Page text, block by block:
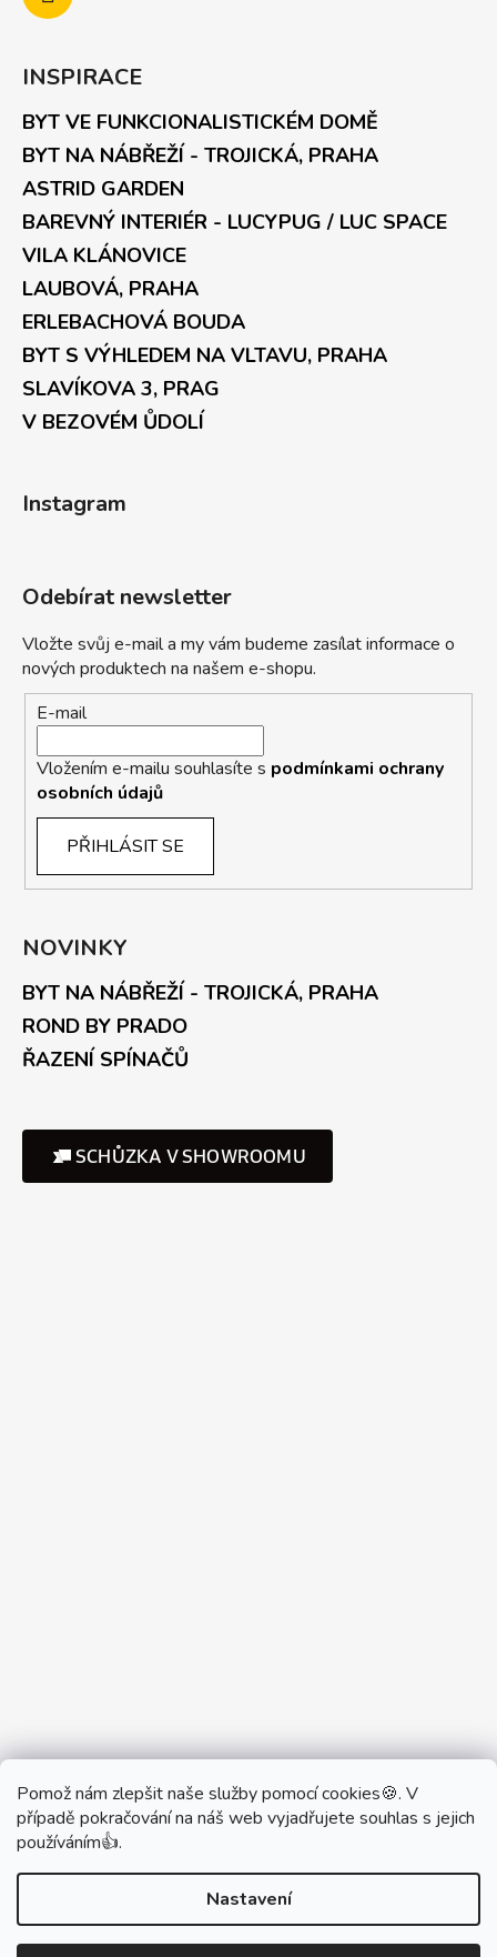
Pomož nám zlepšit naše služby pomocí cookies🍪. V
případě pokračování na náš web vyjadřujete souhlas s jejich
používáním👍.
Nastavení
INSPIRACE
BYT VE FUNKCIONALISTICKÉM DOMĚ
BYT NA NÁBŘEŽÍ - TROJICKÁ, PRAHA
ASTRID GARDEN
BAREVNÝ INTERIÉR - LUCYPUG / LUC SPACE
VILA KLÁNOVICE
LAUBOVÁ, PRAHA
ERLEBACHOVÁ BOUDA
BYT S VÝHLEDEM NA VLTAVU, PRAHA
SLAVÍKOVA 3, PRAG
V BEZOVÉM ŮDOLÍ
Instagram
Odebírat newsletter
Vložte svůj e-mail a my vám budeme zasílat informace o
nových produktech na našem e-shopu.
E-mail
Vložením e-mailu souhlasíte s podmínkami ochrany
osobních údajů
PŘIHLÁSIT SE
NOVINKY
BYT NA NÁBŘEŽÍ - TROJICKÁ, PRAHA
ROND BY PRADO
ŘAZENÍ SPÍNAČŮ
SCHŮZKA V SHOWROOMU
Partner Showroom MONOBRAND
Partner Eshop Monobrand.online
Vytvořil Shoptet